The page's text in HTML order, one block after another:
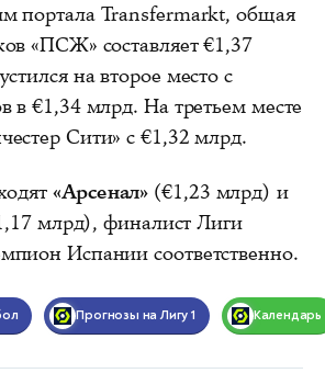
портала Transfermarkt, общая
«ПСЖ» составляет €1,37
на второе место с
в €1,34 млрд. На третьем месте
Сити» с €1,32 млрд.
«Арсенал»(€1,23 млрд) и
млрд), финалист Лиги
Испании соответственно.
Прогнозы на Лигу 1 Календарь